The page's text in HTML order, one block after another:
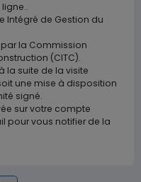
Intégré de Gestion du
par la Commission
(CITC).
la suite de la visite
une mise à disposition
signé.
sur votre compte
pour vous notifier de la